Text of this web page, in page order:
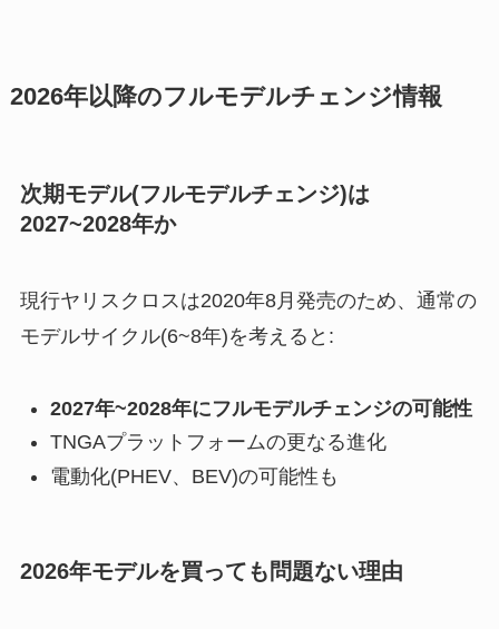
2026年以降のフルモデルチェンジ情報
次期モデル(フルモデルチェンジ)は
2027~2028年か
現行ヤリスクロスは2020年8月発売のため、通常の
モデルサイクル(6~8年)を考えると:
2027年~2028年にフルモデルチェンジの可能性
TNGAプラットフォームの更なる進化
電動化(PHEV、BEV)の可能性も
2026年モデルを買っても問題ない理由